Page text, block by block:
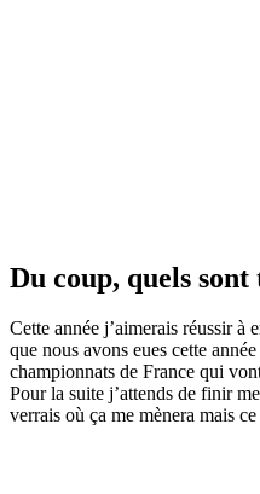
Du coup, quels
Cette année j’aimerais réussir à
que nous avons eues cette
championnats de France qui
Pour la suite j’attends de finir
verrais où ça me mènera mais